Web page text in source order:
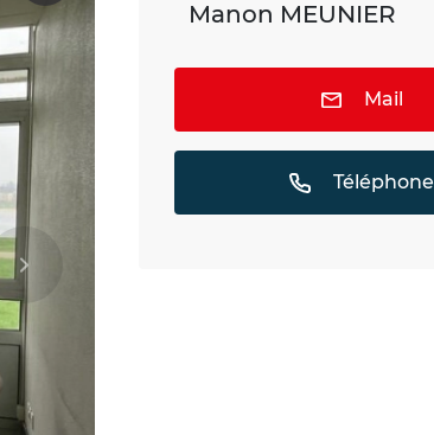
Manon MEUNIER
Mail
Téléphone